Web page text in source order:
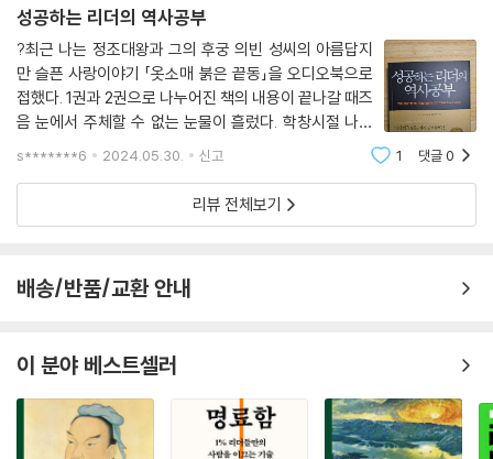
래가 발목을 잡히기 때문이다. 친일과 식민 잔재의 청산을 굳이 들먹일 필
요까지 없지 않겠는가.
*
지금 우리 정치가 국민을 살리려는 것인지 죽이려는 것인지 국민들을 잘
알고 있다. 무능하고 부패하면 최고 권력자마저 자리에서 끌어내리고 처벌
받게 하는 시대임을 위정자들은 깊이 명심해야 할 것이다. 이미 2,300년
전에 한 사상가는 ‘군주보다 백성이 중요하다’는 민주주의의 제1원칙을 확
실하게 천명했다. 그 일갈이 지금 더욱 무겁게 마음을 누르는 현실이다.
*
어떤 일의 상황이 시시각각 달라지는 데는 많은 원인이 작용하기 마련이라
는 사마천(司馬遷)의 지적은 참으로 핵심을 찌른 말이 아닐 수 없다. 인간
인간사 변화와 변질의 가장 강력하고도 추악한 요인 역시 사마천이 첫머리
에 지적했던 권세와 이익일 것이다. 누가 이해관계에 집착하는지 눈여겨볼
이 범주에는 역사에 큰 족적을 남긴 리더와 공직자들의 자세를 주로 다룬
글들이 포함되어 있다. 역사에 긍정적인 영향을 남긴 인물들에게서 무엇을
배워야 할 것인가? 백성들을 위해 혼신의 힘을 다했던 공직자들의 확고한
공사 분별의 자세와 멸사봉공의 정신을 확인할 수 있다. 혁명보다 어렵다
는 개혁의 문제를 다룬 글도 몇 꼭지 실었다. 우리가 직면하고 있는 가장 큰
과제가 다름 아닌 개혁이기 때문이다.
3. 백성이 부유해야 나라도 부유해진다
본 철학인 ‘부민부국(富民富國)’이란 네 글자를 풀이한 것이다. 우리 사회
결과 ‘부익부빈익빈(富益富貧益貧)’이 심화되었다. 우리 사회의 가장 큰
례들과 비교해 보았다. 성장과 분배의 문제 등 예민한 주제들이 적지 않다.
성공하는 리더의 역사공부
?최근 나는 정조대왕과 그의 후궁 의빈 성씨의 아름답지
만 슬픈 사랑이야기 「옷소매 붉은 끝동」을 오디오북으로
접했다. 1권과 2권으로 나누어진 책의 내용이 끝나갈 때즈
음 눈에서 주체할 수 없는 눈물이 흘렀다. 학창시절 나의
역사 성적은 바닥이었다. 역사시간은 정말 재미있었다. 덩
않으셨다. 어떤 날은 호통치는 왕의 역할
s*******6 2024.05.30. 신고 1 댓글0
리뷰 전체보기
배송/반품/교환 안내
이 분야 베스트셀러